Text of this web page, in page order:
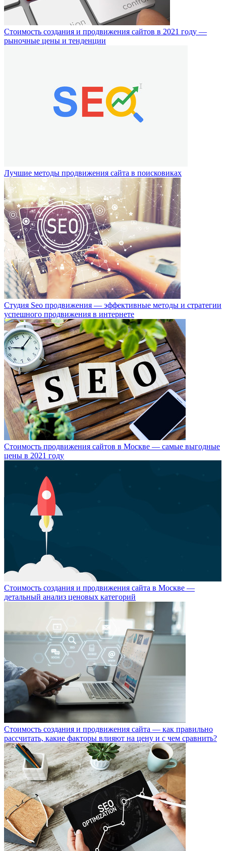
Стоимость создания и продвижения сайтов в 2021 году —
рыночные цены и тенденции
Лучшие методы продвижения сайта в поисковиках
Студия Seo продвижения — эффективные методы и стратегии
успешного продвижения в интернете
Стоимость продвижения сайтов в Москве — самые выгодные
цены в 2021 году
Стоимость создания и продвижения сайта в Москве —
детальный анализ ценовых категорий
Стоимость создания и продвижения сайта — как правильно
рассчитать, какие факторы влияют на цену и с чем сравнить?